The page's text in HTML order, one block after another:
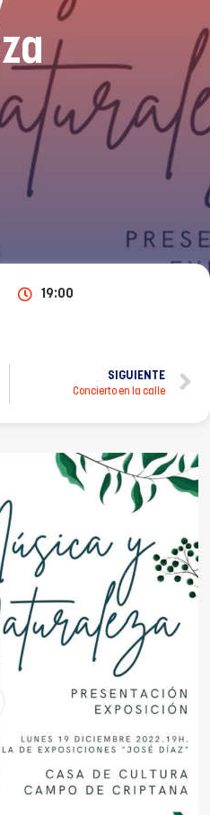
19:00
SIGUIENTE
Concierto en la calle